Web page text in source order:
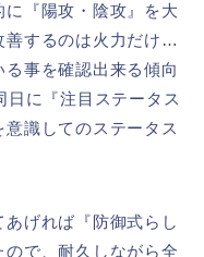
『陽攻・陰攻』を大
善するのは火力だけ…
事を確認出来る傾向
日に『注目ステータス
識してのステータス
げれば『防御式らし
で、耐久しながら全